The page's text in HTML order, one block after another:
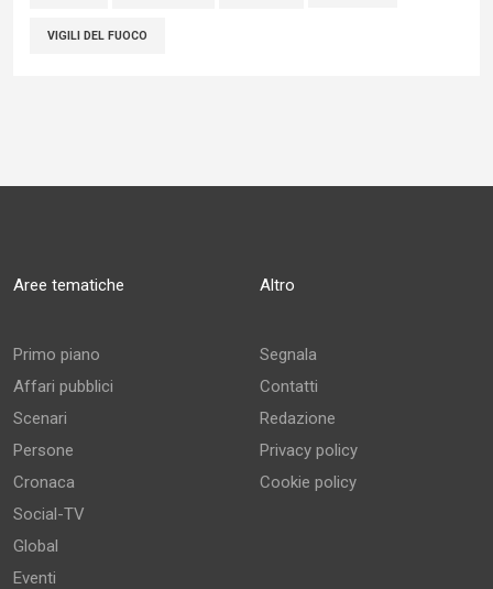
VIGILI DEL FUOCO
Aree tematiche
Primo piano
Affari pubblici
Scenari
Persone
Cronaca
Social-TV
Global
Eventi
Altro
Segnala
Contatti
Redazione
Privacy policy
Cookie policy